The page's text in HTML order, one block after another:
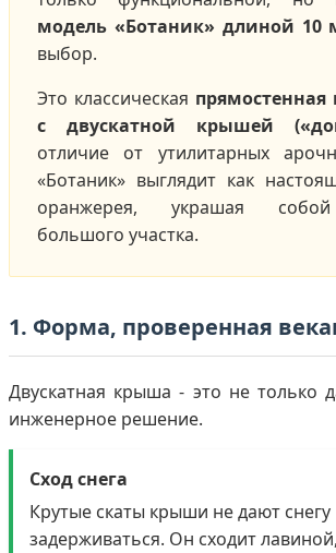
модель «Ботаник» длиной 10
выбор.
Это классическая прямостенная
с двускатной крышей
отличие от утилитарных
«Ботаник» выглядит как
оранжерея, украшая
большого участка.
1. Форма, проверенная
Двускатная крыша - это не только
инженерное решение.
Сход снега
Крутые скаты крыши не дают снегу
задерживаться. Он сходит